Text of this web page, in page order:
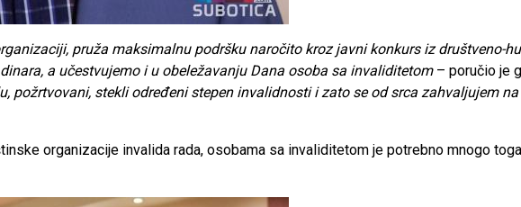
pruža maksimalnu podršku naročito kroz javni konkurs iz društveno-
a učestvujemo i u obeležavanju Dana osoba sa invaliditetom– poručio je
požrtvovani, stekli određeni stepen invalidnosti i zato se od srca zahvaljujem
organizacije invalida rada, osobama sa invaliditetom je potrebno mnogo